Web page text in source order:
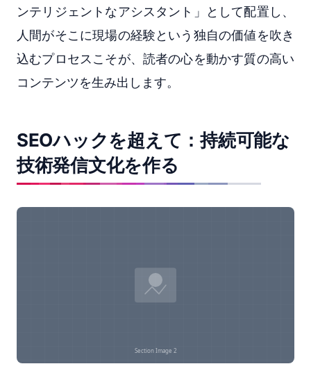
ンテリジェントなアシスタント」として配置し、
人間がそこに現場の経験という独自の価値を吹き
込むプロセスこそが、読者の心を動かす質の高い
コンテンツを生み出します。
SEOハックを超えて：持続可能な
技術発信文化を作る